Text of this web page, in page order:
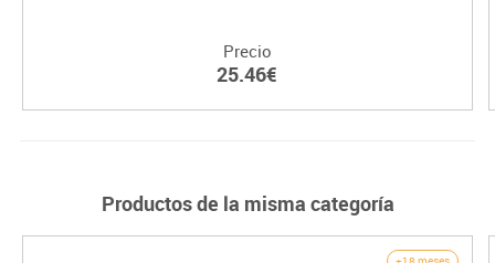
Precio
25.46€
Productos de la misma categoría